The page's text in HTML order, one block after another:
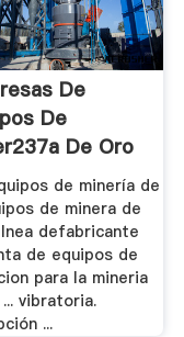
De
De
De Oro
de minería de
de minera de
defabricante
de equipos de
para la mineria
vibratoria.
...